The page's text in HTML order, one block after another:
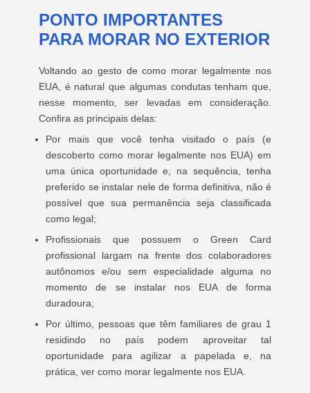
PONTO IMPORTANTES
PARA MORAR NO EXTERIOR
Voltando ao gesto de como morar legalmente nos
EUA, é natural que algumas condutas tenham que,
nesse momento, ser levadas em consideração.
Confira as principais delas:
Por mais que você tenha visitado o país (e
descoberto como morar legalmente nos EUA) em
uma única oportunidade e, na sequência, tenha
preferido se instalar nele de forma definitiva, não é
possível que sua permanência seja classificada
como legal;
Profissionais que possuem o Green Card
profissional largam na frente dos colaboradores
autônomos e/ou sem especialidade alguma no
momento de se instalar nos EUA de forma
duradoura;
Por último, pessoas que têm familiares de grau 1
residindo no país podem aproveitar tal
oportunidade para agilizar a papelada e, na
prática, ver como morar legalmente nos EUA.